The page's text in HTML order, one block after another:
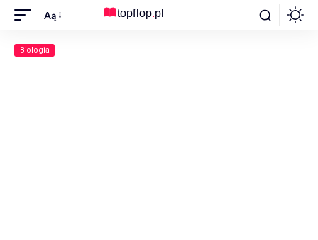
Aą
Biologia